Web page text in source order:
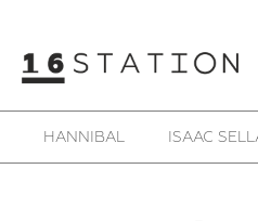
SAMOKE SHE IS MONO